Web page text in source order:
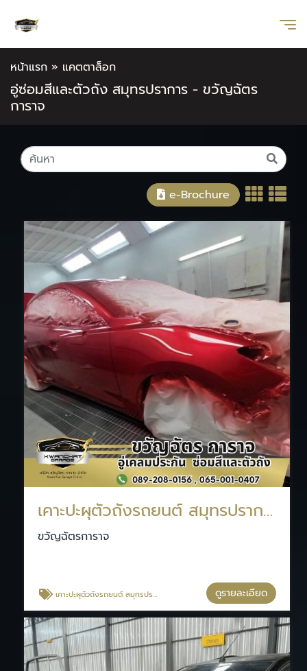
หน้าแรก » แคตตาล็อก
อู่ซ่อมสีและตัวถัง สมุทรปราการ - ขวัญฉัตร
การาจ
e-Brochure
เคาะปะผุตัวถังรถยนต์ สมุทรปราการ
ขวัญฉัตรการาจ
เคาะปะผุตัวถังรถยนต์ สมุทรปราการ ดูรายละเอียด